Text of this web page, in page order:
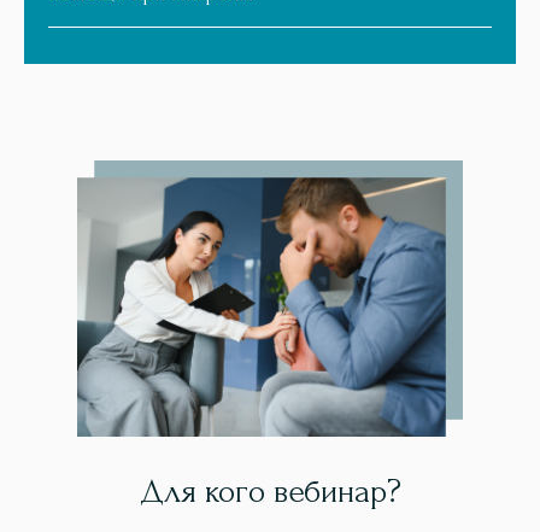
Для кого вебинар?